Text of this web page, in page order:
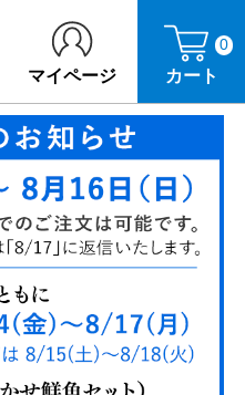
マイページ カート
0